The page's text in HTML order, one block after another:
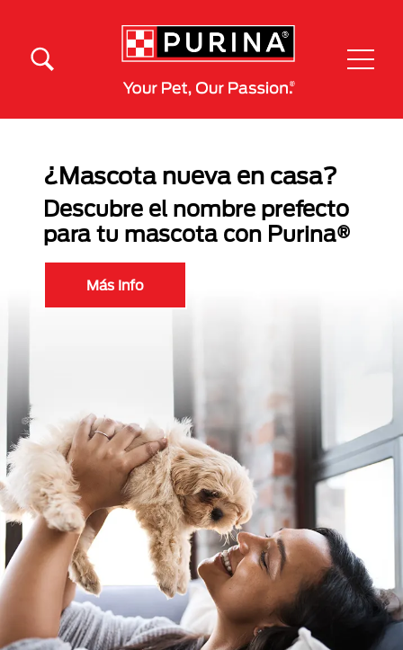
¿Mascota nueva en casa?
Descubre el nombre prefecto
para tu mascota con Purina®
Más Info